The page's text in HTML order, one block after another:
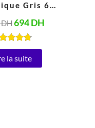
Gris 6
5 Litres
DH694DH
Note
4.67
la suite